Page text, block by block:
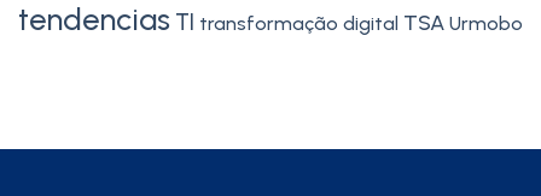
tendencias TI transformação digital TSA Urmobo